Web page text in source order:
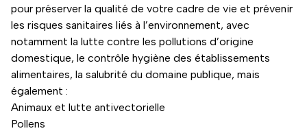
pour préserver la qualité de votre cadre de vie et prévenir
les risques sanitaires liés à l’environnement, avec
notamment la lutte contre les pollutions d’origine
domestique, le contrôle hygiène des établissements
alimentaires, la salubrité du domaine publique, mais
également :
Animaux et lutte antivectorielle
Pollens